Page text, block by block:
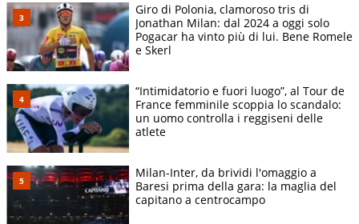
Giro di Polonia, clamoroso tris di
Jonathan Milan: dal 2024 a oggi solo
Pogacar ha vinto più di lui. Bene Romele
e Skerl
“Intimidatorio e fuori luogo”, al Tour de
France femminile scoppia lo scandalo:
un uomo controlla i reggiseni delle
atlete
Milan-Inter, da brividi l'omaggio a
Baresi prima della gara: la maglia del
capitano a centrocampo